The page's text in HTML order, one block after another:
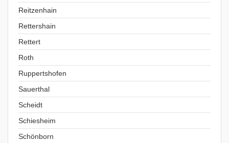
Reitzenhain
Rettershain
Rettert
Roth
Ruppertshofen
Sauerthal
Scheidt
Schiesheim
Schönborn